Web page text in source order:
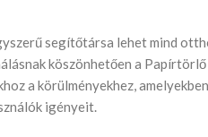
segítőtársa lehet mind
köszönhetően a
a körülményekhez,
igényeit.